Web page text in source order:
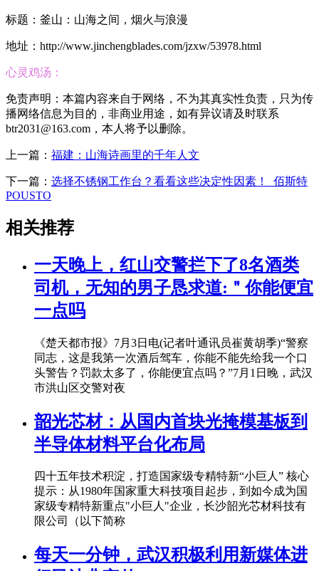
标题：釜山：山海之间，烟火与浪漫
地址：http://www.jinchengblades.com/jzxw/53978.html
心灵鸡汤：
免责声明：本篇内容来自于网络，不为其真实性负责，只为传
播网络信息为目的，非商业用途，如有异议请及时联系
btr2031@163.com，本人将予以删除。
上一篇： 福建：山海诗画里的千年人文
下一篇： 选择不锈钢工作台？看看这些决定性因素！_佰斯特
POUSTO
相关推荐
一天晚上，红山交警拦下了8名酒类
司机，无知的男子恳求道:＂你能便宜
一点吗
《楚天都市报》7月3日电(记者叶通讯员崔黄胡季)“警察
同志，这是我第一次酒后驾车，你能不能先给我一个口
头警告？罚款太多了，你能便宜点吗？”7月1日晚，武汉
市洪山区交警对夜
韶光芯材：从国内首块光掩模基板到
半导体材料平台化布局
四十五年技术积淀，打造国家级专精特新“小巨人” 核心
提示：从1980年国家重大科技项目起步，到如今成为国
家级专精特新重点"小巨人"企业，长沙韶光芯材科技有
限公司（以下简称
每天一分钟，武汉积极利用新媒体进